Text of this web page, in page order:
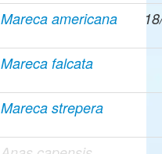
Mareca americana
Mareca falcata
Mareca strepera